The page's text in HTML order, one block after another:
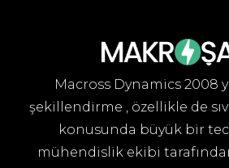
Macross Dynamics 2008
şekillendirme , özellikle de
konusunda büyük bir
mühendislik ekibi